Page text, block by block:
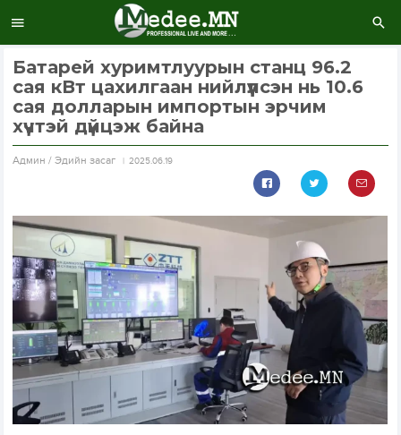
Батарей хуримтлуурын станц 96.2
сая кВт цахилгаан нийлүүлсэн нь 10.6
сая долларын импортын эрчим
хүчтэй дүйцэж байна
Aдмин / Эдийн засаг 2025.06.19